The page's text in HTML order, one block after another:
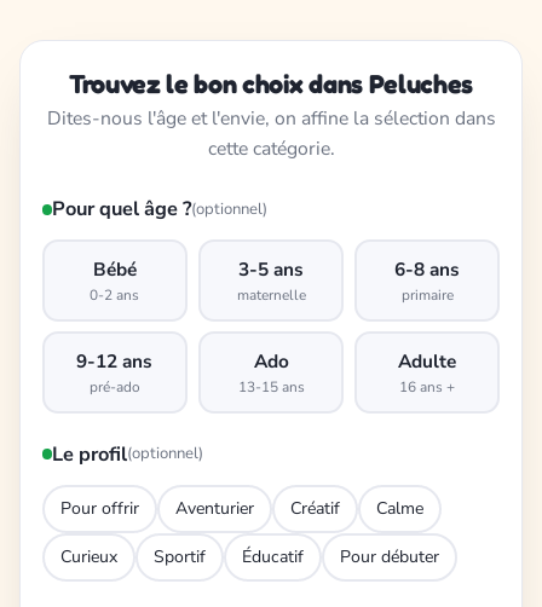
Trouvez le bon choix dans Peluches
Dites-nous l'âge et l'envie, on affine la sélection dans
cette catégorie.
Pour quel âge ?(optionnel)
Bébé
0-2 ans
3-5 ans
maternelle
6-8 ans
primaire
9-12 ans
pré-ado
Ado
13-15 ans
Adulte
16 ans +
Le profil(optionnel)
Pour offrir Aventurier Créatif Calme
Curieux Sportif Éducatif Pour débuter